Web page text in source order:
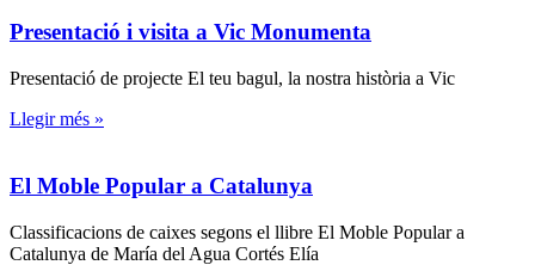
Presentació i visita a Vic Monumenta
Presentació de projecte El teu bagul, la nostra història a Vic
Llegir més »
El Moble Popular a Catalunya
Classificacions de caixes segons el llibre El Moble Popular a
Catalunya de María del Agua Cortés Elía